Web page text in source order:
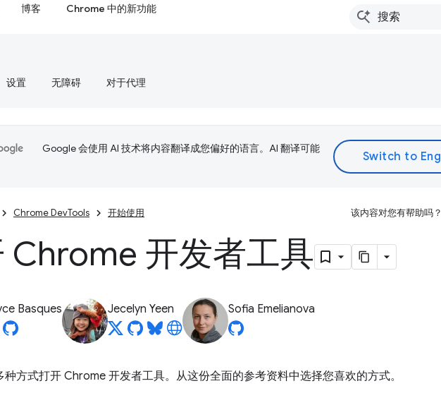
博客 Chrome 中的新功能
设置 无障碍 对于代理
Google 会使用 AI 技术将内容翻译成您偏好的语言。AI 翻译可能
Chrome DevTools 开始使用 该内容对您有帮助吗？
Chrome 开发者工具
Basques Jecelyn Yeen Sofia Emelianova
种方式打开 Chrome 开发者工具。从这份全面的参考资料中选择您喜欢的方式。